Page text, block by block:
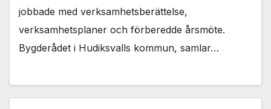
jobbade med verksamhetsberättelse,
verksamhetsplaner och förberedde årsmöte.
Bygderådet i Hudiksvalls kommun, samlar…